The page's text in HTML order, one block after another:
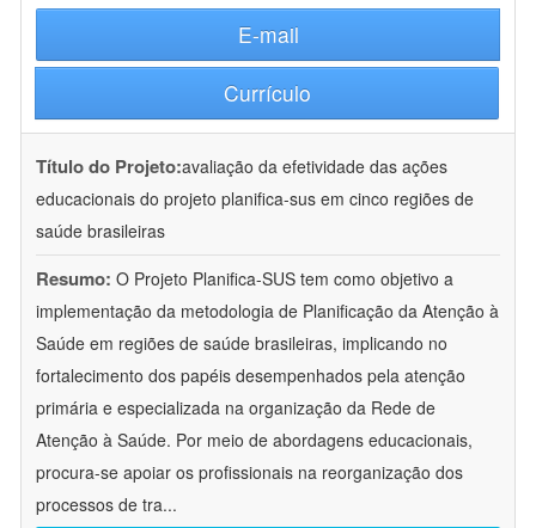
E-mail
Currículo
Título do Projeto:avaliação da efetividade das ações
educacionais do projeto planifica-sus em cinco regiões de
saúde brasileiras
Resumo: O Projeto Planifica-SUS tem como objetivo a
implementação da metodologia de Planificação da Atenção à
Saúde em regiões de saúde brasileiras, implicando no
fortalecimento dos papéis desempenhados pela atenção
primária e especializada na organização da Rede de
Atenção à Saúde. Por meio de abordagens educacionais,
procura-se apoiar os profissionais na reorganização dos
processos de tra...